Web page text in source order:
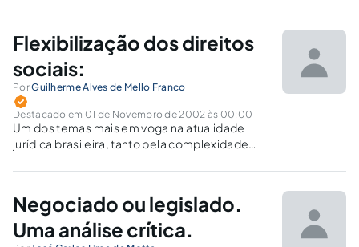
processos de produção decorrente do
com o crescimento e internacionalização da
massa de capitais com a conseqüente
realocação dos…
Flexibilização dos direitos
sociais:
PorGuilherme Alves de Mello Franco
Destacado em 01 de Novembro de 2002 às 00:00
Um dos temas mais em voga na atualidade
jurídica brasileira, tanto pela complexidade
quanto pelos supostos efeitos no ambiente
que, alterando ao Art. 618, da…
Negociado ou legislado.
Uma análise crítica.